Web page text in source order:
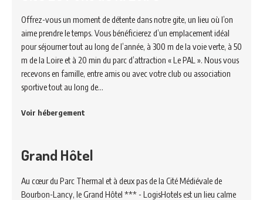
Offrez-vous un moment de détente dans notre gite, un lieu où l’on
aime prendre le temps. Vous bénéficierez d’un emplacement idéal
pour séjourner tout au long de l’année, à 300 m de la voie verte, à 50
m de la Loire et à 20 min du parc d’attraction « Le PAL ». Nous vous
recevons en famille, entre amis ou avec votre club ou association
sportive tout au long de…
Voir hébergement
Grand Hôtel
Au cœur du Parc Thermal et à deux pas de la Cité Médiévale de
Bourbon-Lancy, le Grand Hôtel *** - LogisHotels est un lieu calme